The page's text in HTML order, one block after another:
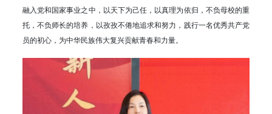
融入党和国家事业之中，以天下为己任，以真理为依归，不负母校的重
托，不负师长的培养，以孜孜不倦地追求和努力，践行一名优秀共产党
员的初心，为中华民族伟大复兴贡献青春和力量。